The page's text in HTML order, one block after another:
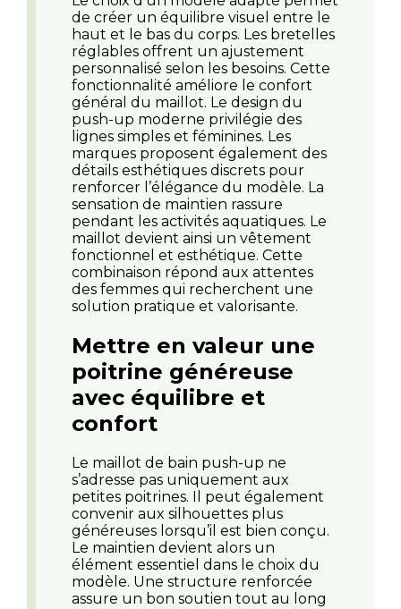
de créer un équilibre visuel entre le
haut et le bas du corps. Les bretelles
réglables offrent un ajustement
personnalisé selon les besoins. Cette
fonctionnalité améliore le confort
général du maillot. Le design du
push-up moderne privilégie des
lignes simples et féminines. Les
marques proposent également des
détails esthétiques discrets pour
renforcer l’élégance du modèle. La
sensation de maintien rassure
pendant les activités aquatiques. Le
maillot devient ainsi un vêtement
fonctionnel et esthétique. Cette
combinaison répond aux attentes
des femmes qui recherchent une
solution pratique et valorisante.
Mettre en valeur une
poitrine généreuse
avec équilibre et
confort
Le maillot de bain push-up ne
s’adresse pas uniquement aux
petites poitrines. Il peut également
convenir aux silhouettes plus
généreuses lorsqu’il est bien conçu.
Le maintien devient alors un
élément essentiel dans le choix du
modèle. Une structure renforcée
assure un bon soutien tout au long